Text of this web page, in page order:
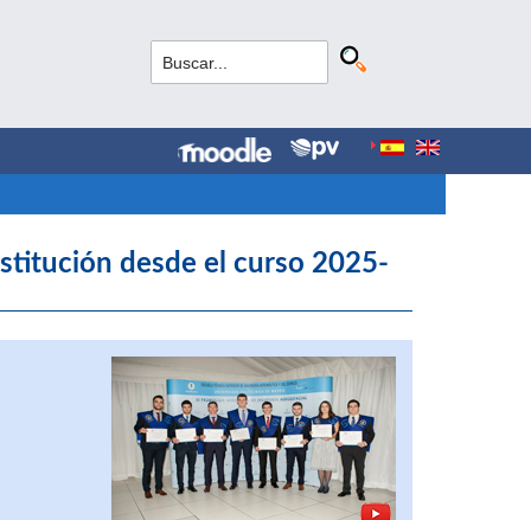
desde el curso 2025-